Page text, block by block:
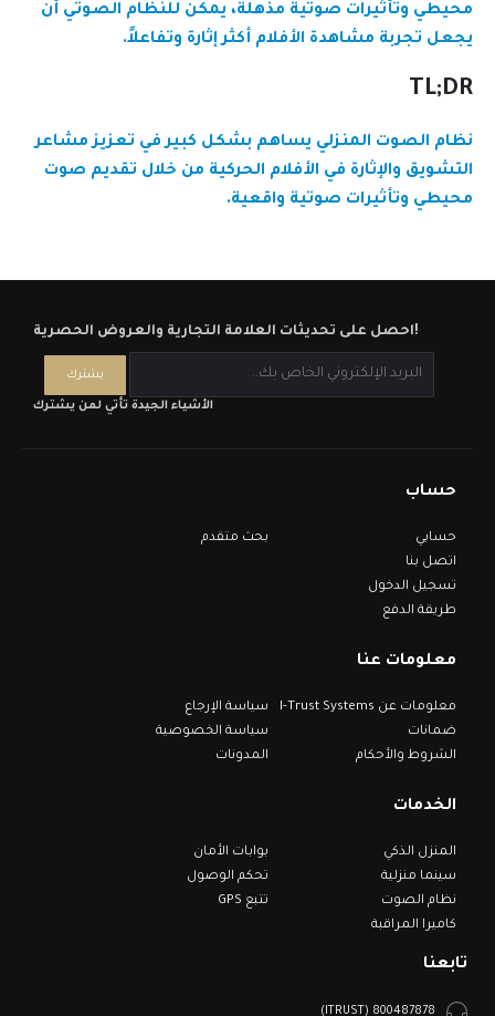
محيطي وتأثيرات صوتية مذهلة، يمكن للنظام الصوتي أن
يجعل تجربة مشاهدة الأفلام أكثر إثارة وتفاعلاً.
TL;DR
نظام الصوت المنزلي يساهم بشكل كبير في تعزيز مشاعر
التشويق والإثارة في الأفلام الحركية من خلال تقديم صوت
محيطي وتأثيرات صوتية واقعية.
احصل على تحديثات العلامة التجارية والعروض الحصرية!
الأشياء الجيدة تأتي لمن يشترك
حساب
حسابي
اتصل بنا
تسجيل الدخول
طريقة الدفع
بحث متقدم
معلومات عنا
معلومات عن I-Trust Systems
ضمانات
الشروط والأحكام
سياسة الإرجاع
سياسة الخصوصية
المدونات
الخدمات
المنزل الذكي
سينما منزلية
نظام الصوت
كاميرا المراقبة
بوابات الأمان
تحكم الوصول
تتبع GPS
تابعنا
800487878 (ITRUST)